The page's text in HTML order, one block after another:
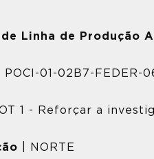
de Linha de Produção
POCI-01-02B7-FEDER-
OT 1 - Reforçar a
| NORTE